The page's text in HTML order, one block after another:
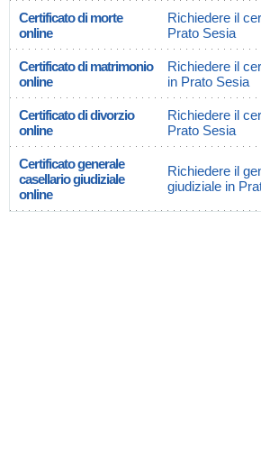
Certificato di morte
online
Richiedere il
Prato Sesia
Certificato di matrimonio
online
Richiedere il
in Prato Sesia
Certificato di divorzio
online
Richiedere il
Prato Sesia
Certificato generale
casellario giudiziale
online
Richiedere il
giudiziale in